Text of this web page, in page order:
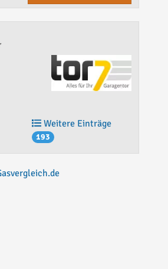
Weitere Einträge
193